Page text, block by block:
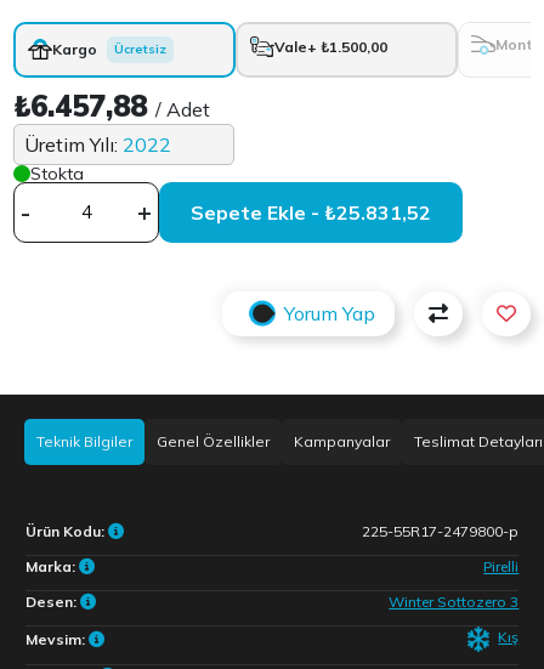
Kargo Ücretsiz Vale+ ₺1.500,00
₺6.457,88/ Adet
Üretim Yılı: 2022
Stokta
- + Sepete Ekle - ₺25.831,52
Yorum Yap
Teknik Bilgiler Genel Özellikler Kampanyalar Teslimat Detayları
Ürün Kodu:
225-55R17-2479800-p
Marka:
Pirelli
Desen:
Winter Sottozero 3
Mevsim: Kış